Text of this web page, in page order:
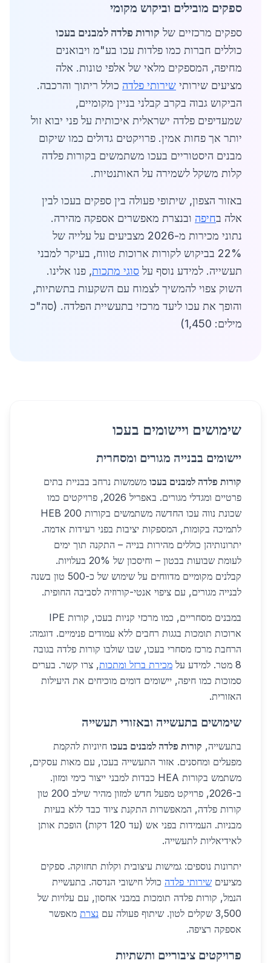
ספקים מובילים וביקוש מקומי
ספקים מרכזיים של קורות פלדה למבנים בעכו
כוללים חברות כמו פלדות עכו בע"מ ויבואנים
מחיפה, המספקים מלאי של אלפי טונות. אלה
מציעים שירותי שירותי פלדה כולל ריתוך והרכבה.
הביקוש גבוה בקרב קבלני בניין מקומיים,
שמעדיפים פלדה ישראלית איכותית על פני יבוא זול
יותר אך פחות אמין. פרויקטים גדולים כמו שיקום
מבנים היסטוריים בעכו משתמשים בקורות פלדה
קלות משקל לשמירה על האותנטיות.
באזור הצפון, שיתופי פעולה בין ספקים בעכו לבין
אלה בחיפה ובנצרת מאפשרים אספקה מהירה.
נתוני מכירות מ-2026 מצביעים על עלייה של
22% בביקוש לקורות ארוכות טווח, בעיקר למבני
תעשייה. למידע נוסף על סוגי מתכות, פנו אלינו.
השוק צפוי להמשיך לצמוח עם השקעות בתשתיות,
והופך את עכו ליעד מרכזי בתעשיית הפלדה. (סה"כ
מילים: 1,450)
שימושים ויישומים בעכו
יישומים בבנייה מגורים ומסחרית
קורות פלדה למבנים בעכו משמשות נרחב בבניית בתים
פרטיים ומגדלי מגורים. באפריל 2026, פרויקטים כמו
שכונת נווה עכו החדשה משתמשים בקורות HEB 200
לתמיכה בקומות, המספקות יציבות בפני רעידות אדמה.
יתרונותיהן כוללים מהירות בנייה – התקנה תוך ימים
לעומת שבועות בבטון – וחיסכון של 20% בעלויות.
קבלנים מקומיים מדווחים על שימוש של כ-500 טון בשנה
לבנייה מגורים, עם ציפוי אנטי-קורוזיה לסביבה החופית.
במבנים מסחריים, כמו מרכזי קניות בעכו, קורות IPE
ארוכות תומכות בגגות רחבים ללא עמודים פנימיים. דוגמה:
הרחבת מרכז מסחרי בעכו, שבו שולבו קורות פלדה בגובה
8 מטר. למידע על
מכירת ברזל ומתכות, צרו קשר. בערים
סמוכות כמו חיפה, יישומים דומים מוכיחים את היעילות
האזורית.
שימושים בתעשייה ובאזורי תעשייה
בתעשייה, קורות פלדה למבנים בעכו חיוניות להקמת
מפעלים ומחסנים. אזור התעשייה בעכו, עם מאות עסקים,
משתמש בקורות HEA כבדות למבני ייצור כימי ומזון.
ב-2026, פרויקט מפעל חדש למזון מהיר שילב 200 טון
קורות פלדה, המאפשרות התקנת ציוד כבד ללא בעיות
מבניות. העמידות בפני אש (עד 120 דקות) הופכת אותן
לאידיאליות לתעשייה.
יתרונות נוספים: גמישות עיצובית וקלות תחזוקה. ספקים
מציעים שירותי פלדה כולל חישובי הנדסה. בתעשיית
הנמל, קורות פלדה תומכות במבני אחסון, עם עלויות של
3,500 שקלים לטון. שיתוף פעולה עם
נצרת מאפשר
אספקה רציפה.
פרויקטים ציבוריים ותשתיות